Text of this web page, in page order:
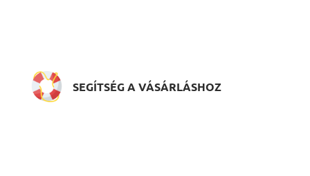
SEGÍTSÉG A VÁSÁRLÁSHOZ